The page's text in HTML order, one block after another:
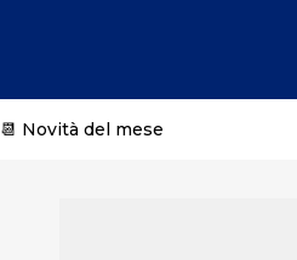
📆 Novità del mese